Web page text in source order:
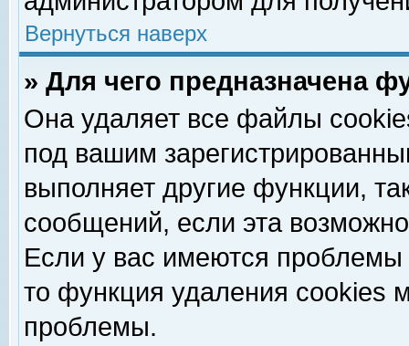
Вернуться наверх
» Для чего предназначена
Она удаляет все файлы
под вашим
выполняет другие функции,
сообщений, если эта
Если у вас имеются
то функция удаления cookies
проблемы.